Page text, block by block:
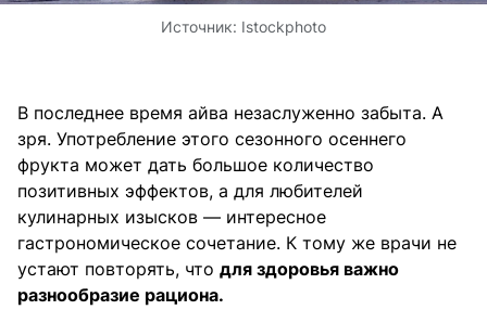
Источник: Istockphoto
В последнее время айва незаслуженно забыта. А
зря. Употребление этого сезонного осеннего
фрукта может дать большое количество
позитивных эффектов, а для любителей
кулинарных изысков — интересное
гастрономическое сочетание. К тому же врачи не
устают повторять, что для здоровья важно
разнообразие рациона.